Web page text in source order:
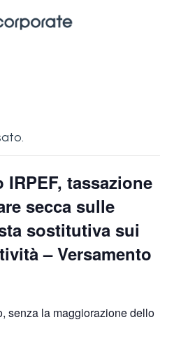
tassazione
secca sulle
sostitutiva sui
– Versamento
senza la maggiorazione dello